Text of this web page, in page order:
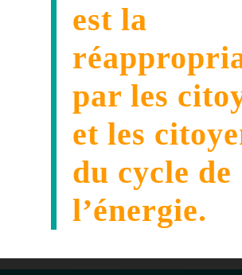
est la
par les
et les
du cycle de
l’énergie.